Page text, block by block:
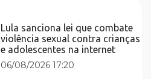
Lula sanciona lei que combate
violência sexual contra crianças
e adolescentes na internet
06/08/2026 17:20